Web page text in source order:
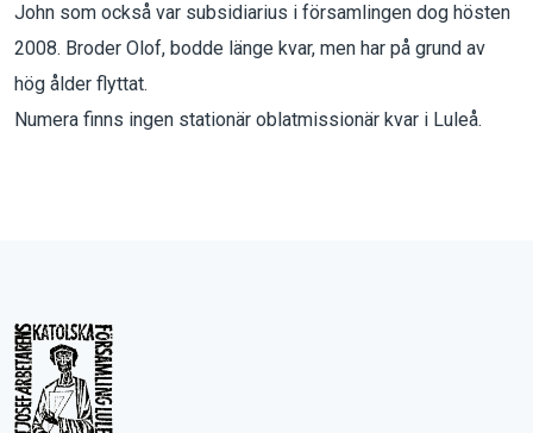
John som också var subsidiarius i församlingen dog hösten
2008. Broder Olof, bodde länge kvar, men har på grund av
hög ålder flyttat.
Numera finns ingen stationär oblatmissionär kvar i Luleå.